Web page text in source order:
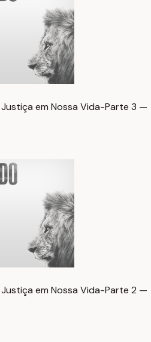
em Nossa Vida-Parte 3 —
em Nossa Vida-Parte 2 —